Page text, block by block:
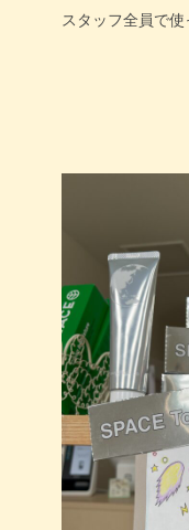
スタッフ全員で使